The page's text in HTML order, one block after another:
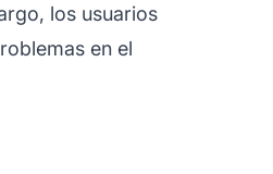
los usuarios
en el